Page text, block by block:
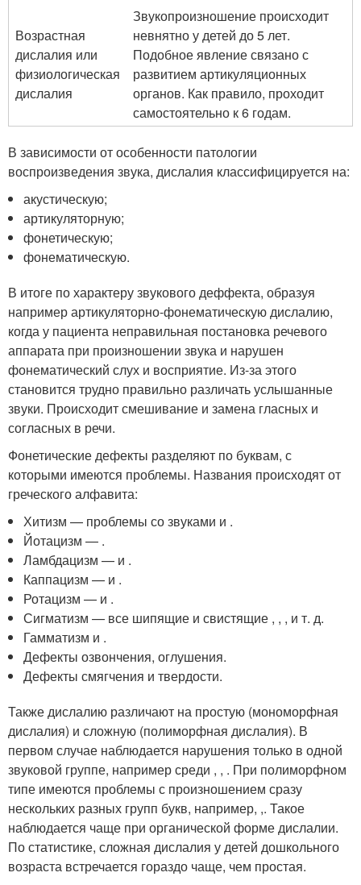
Возрастная
дислалия или
физиологическая
дислалия
Звукопроизношение происходит
невнятно у детей до 5 лет.
Подобное явление связано с
развитием артикуляционных
органов. Как правило, проходит
самостоятельно к 6 годам.
В зависимости от особенности патологии
воспроизведения звука, дислалия классифицируется на:
акустическую;
артикуляторную;
фонетическую;
фонематическую.
В итоге по характеру звукового деффекта, образуя
например артикуляторно-фонематическую дислалию,
когда у пациента неправильная постановка речевого
аппарата при произношении звука и нарушен
фонематический слух и восприятие. Из-за этого
становится трудно правильно различать услышанные
звуки. Происходит смешивание и замена гласных и
согласных в речи.
Фонетические дефекты разделяют по буквам, с
которыми имеются проблемы. Названия происходят от
греческого алфавита:
Хитизм — проблемы со звуками и .
Йотацизм — .
Ламбдацизм — и .
Каппацизм — и .
Ротацизм — и .
Сигматизм — все шипящие и свистящие , , , и т. д.
Гамматизм и .
Дефекты озвончения, оглушения.
Дефекты смягчения и твердости.
Также дислалию различают на простую (мономорфная
дислалия) и сложную (полиморфная дислалия). В
первом случае наблюдается нарушения только в одной
звуковой группе, например среди , , . При полиморфном
типе имеются проблемы с произношением сразу
нескольких разных групп букв, например, ,. Такое
наблюдается чаще при органической форме дислалии.
По статистике, сложная дислалия у детей дошкольного
возраста встречается гораздо чаще, чем простая.